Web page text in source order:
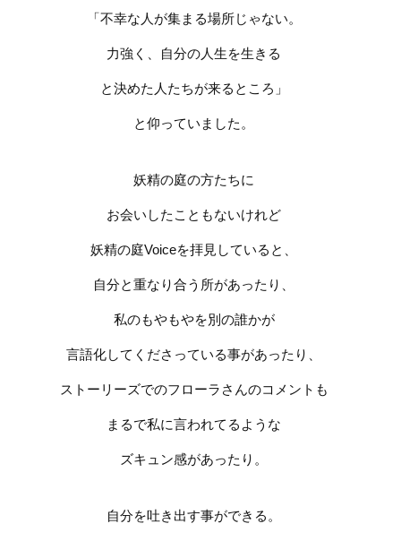
「不幸な人が集まる場所じゃない。
力強く、自分の人生を生きる
と決めた人たちが来るところ」
と仰っていました。
妖精の庭の方たちに
お会いしたこともないけれど
妖精の庭Voiceを拝見していると、
自分と重なり合う所があったり、
私のもやもやを別の誰かが
言語化してくださっている事があったり、
ストーリーズでのフローラさんのコメントも
まるで私に言われてるような
ズキュン感があったり。
自分を吐き出す事ができる。